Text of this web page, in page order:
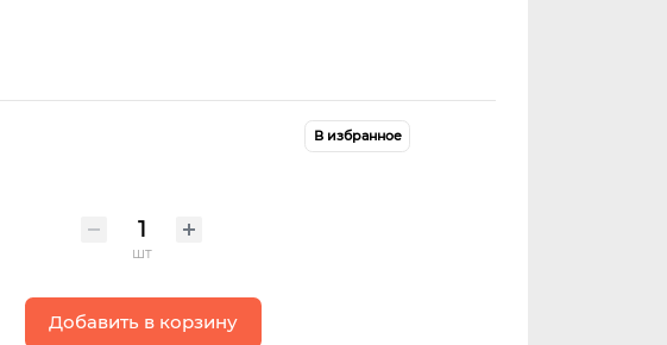
шт
Добавить в корзину
В избранное